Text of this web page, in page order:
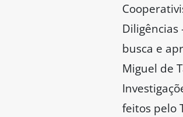
busca e
Miguel de
feitos pelo